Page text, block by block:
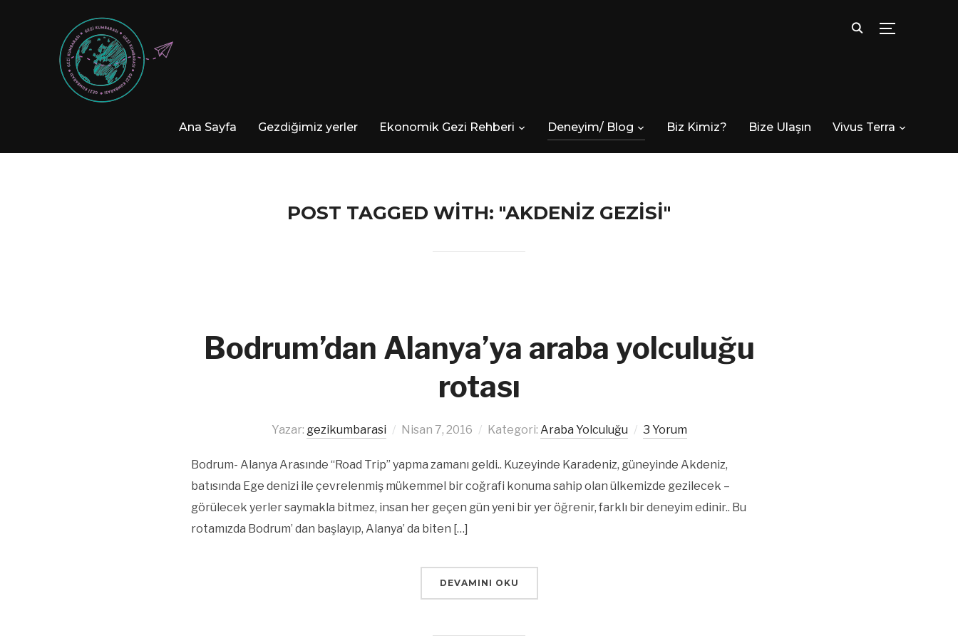
Ana Sayfa Gezdiğimiz yerler Ekonomik Gezi Rehberi Deneyim/ Blog Biz Kimiz? Bize Ulaşın Vivus Terra
POST TAGGED WITH: "AKDENIZ GEZISI"
Bodrum’dan Alanya’ya araba yolculuğu
rotası
Yazar: gezikumbarasi Nisan 7, 2016 Kategori: Araba Yolculuğu 3 Yorum
Bodrum- Alanya Arasınde “Road Trip” yapma zamanı geldi.. Kuzeyinde Karadeniz, güneyinde Akdeniz,
batısında Ege denizi ile çevrelenmiş mükemmel bir coğrafi konuma sahip olan ülkemizde gezilecek –
görülecek yerler saymakla bitmez, insan her geçen gün yeni bir yer öğrenir, farklı bir deneyim edinir.. Bu
rotamızda Bodrum’ dan başlayıp, Alanya’ da biten […]
DEVAMINI OKU